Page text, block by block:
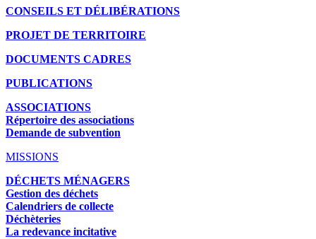
CONSEILS ET DÉLIBÉRATIONS
PROJET DE TERRITOIRE
DOCUMENTS CADRES
PUBLICATIONS
ASSOCIATIONS
Répertoire des associations
Demande de subvention
MISSIONS
DÉCHETS MÉNAGERS
Gestion des déchets
Calendriers de collecte
Déchèteries
La redevance incitative